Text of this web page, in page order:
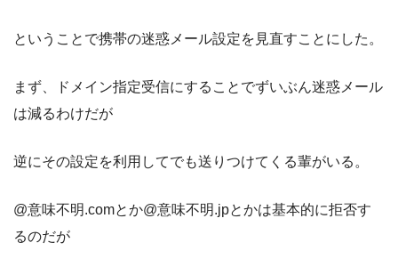
ということで携帯の迷惑メール設定を見直すことにした。
まず、ドメイン指定受信にすることでずいぶん迷惑メール
は減るわけだが
逆にその設定を利用してでも送りつけてくる輩がいる。
@意味不明.comとか@意味不明.jpとかは基本的に拒否す
るのだが